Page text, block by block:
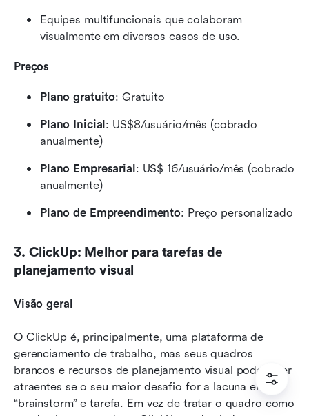
Equipes multifuncionais que colaboram
visualmente em diversos casos de uso.
Preços
Plano gratuito: Gratuito
Plano Inicial: US$8/usuário/mês (cobrado
anualmente)
Plano Empresarial: US$ 16/usuário/mês (cobrado
anualmente)
Plano de Empreendimento: Preço personalizado
3. ClickUp: Melhor para tarefas de
planejamento visual
Visão geral
O ClickUp é, principalmente, uma plataforma de
gerenciamento de trabalho, mas seus quadros
brancos e recursos de planejamento visual podem ser
atraentes se o seu maior desafio for a lacuna entre
“brainstorm” e tarefa. Em vez de tratar o quadro como